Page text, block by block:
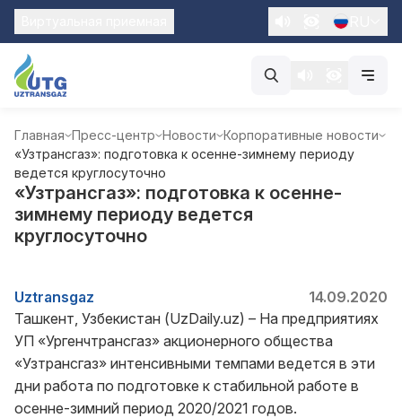
Главная Пресс-центр Новости Корпоративные новости
«Узтрансгаз»: подготовка к осенне-зимнему периоду
ведется круглосуточно
«Узтрансгаз»: подготовка к осенне-
зимнему периоду ведется
круглосуточно
Uztransgaz
14.09.2020
Ташкент, Узбекистан (UzDaily.uz) – На предприятиях
УП «Ургенчтрансгаз» акционерного общества
«Узтрансгаз» интенсивными темпами ведется в эти
дни работа по подготовке к стабильной работе в
осенне-зимний период 2020/2021 годов.